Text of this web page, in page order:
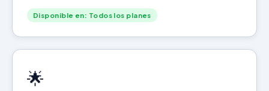
Disponible en: Todos los planes
🌟